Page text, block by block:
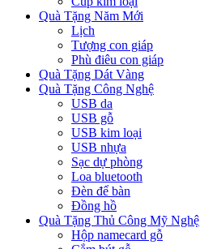
Quà Tặng Năm Mới
Lịch
Tượng con giáp
Phù điêu con giáp
Quà Tặng Dát Vàng
Quà Tặng Công Nghệ
USB da
USB gỗ
USB kim loại
USB nhựa
Sạc dự phòng
Loa bluetooth
Đèn để bàn
Đồng hồ
Quà Tặng Thủ Công Mỹ Nghệ
Hộp namecard gỗ